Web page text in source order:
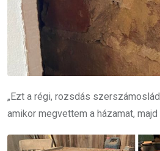
„Ezt a régi, rozsdás
amikor megvettem a házamat, majd